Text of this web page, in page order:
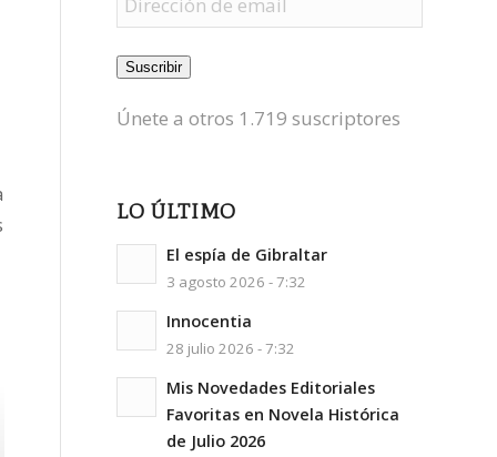
de
email
Suscribir
Únete a otros 1.719 suscriptores
LO ÚLTIMO
El espía de Gibraltar
3 agosto 2026 - 7:32
Innocentia
28 julio 2026 - 7:32
Mis Novedades Editoriales
Favoritas en Novela Histórica
de Julio 2026